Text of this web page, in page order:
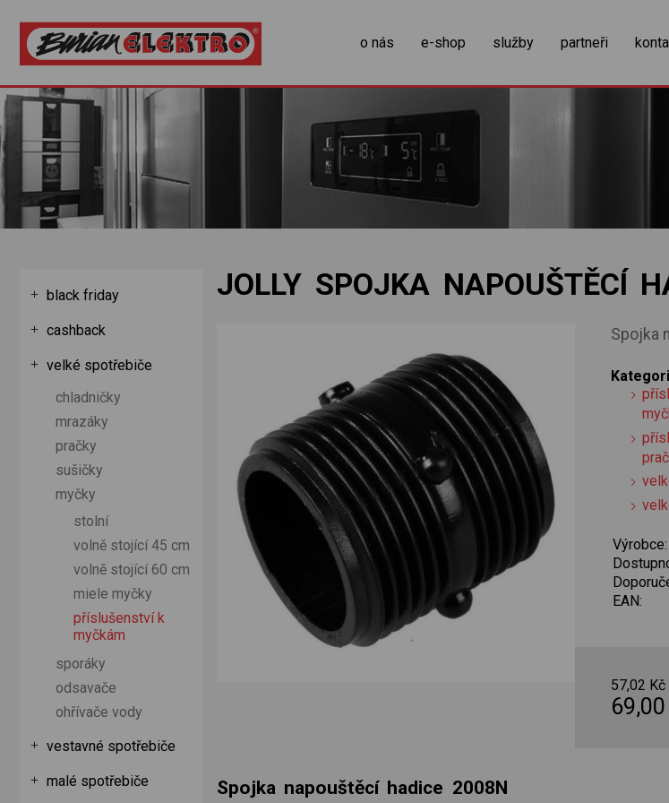
o nás e-shop služby partneři
zobrazit obsah košíku
JOLLY SPOJKA NAPOUŠTĚCÍ
Spojka
Výrobce:
EAN:
57,02
Spojka napouštěcí hadice 2008N
black friday
cashback
velké spotřebiče
chladničky
mrazáky
pračky
sušičky
myčky
stolní
volně stojící 45 cm
volně stojící 60 cm
miele myčky
příslušenství k
myčkám
sporáky
odsavače
ohřívače vody
vestavné spotřebiče
malé spotřebiče